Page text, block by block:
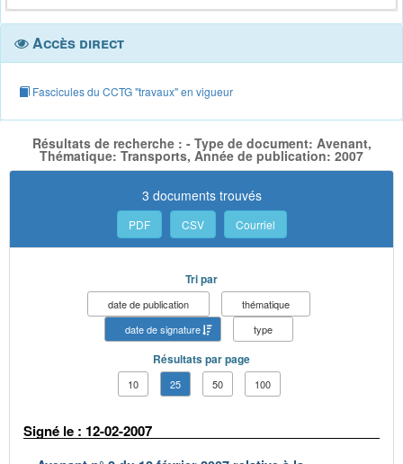
Accès direct
Fascicules du CCTG "travaux" en vigueur
Résultats de recherche : - Type de document: Avenant,
Thématique: Transports, Année de publication: 2007
3 documents trouvés
PDF CSV Courriel
Tri par
date de publication
thématique
date de signature
type
Résultats par page
10 25 50 100
Signé le : 12-02-2007